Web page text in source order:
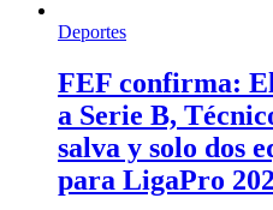
Deportes
FEF confirma:
a Serie B,
salva y solo dos
para LigaPro